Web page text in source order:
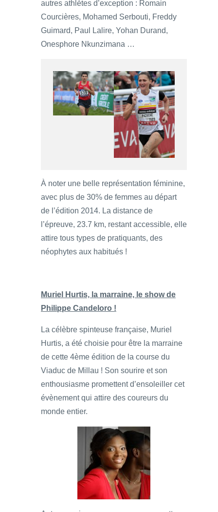
autres athlètes d’exception : Romain
Courcières, Mohamed Serbouti, Freddy
Guimard, Paul Lalire, Yohan Durand,
Onesphore Nkunzimana …
À noter une belle représentation féminine,
avec plus de 30% de femmes au départ
de l’édition 2014. La distance de
l’épreuve, 23.7 km, restant accessible, elle
attire tous types de pratiquants, des
néophytes aux habitués !
Muriel Hurtis, la marraine, le show de
Philippe Candeloro !
La célèbre spinteuse française, Muriel
Hurtis, a été choisie pour être la marraine
de cette 4ème édition de la course du
Viaduc de Millau ! Son sourire et son
enthousiasme promettent d’ensoleiller cet
évènement qui attire des coureurs du
monde entier.